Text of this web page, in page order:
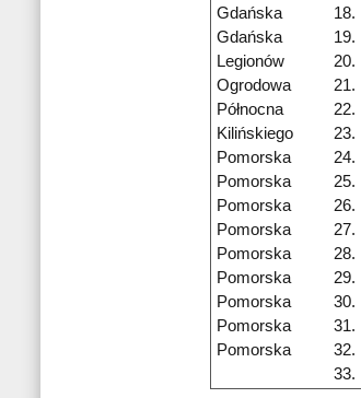
Gdańska
18.
Gdańska
19.
Legionów
20.
Ogrodowa
21.
Północna
22.
Kilińskiego
23.
Pomorska
24.
Pomorska
25.
Pomorska
26.
Pomorska
27.
Pomorska
28.
Pomorska
29.
Pomorska
30.
Pomorska
31.
Pomorska
32.
33.